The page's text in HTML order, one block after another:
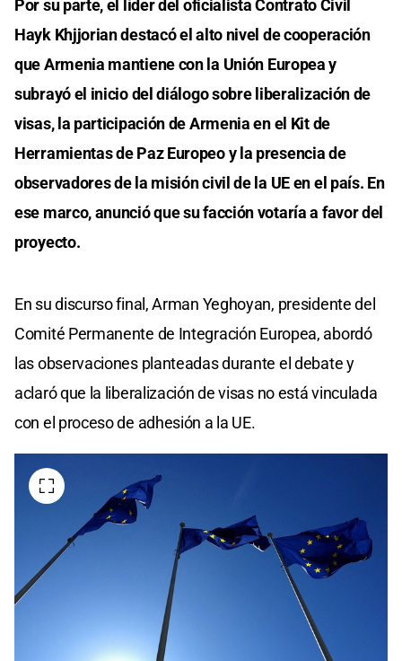
Por su parte, el líder del oficialista Contrato Civil
Hayk Khjjorian destacó el alto nivel de cooperación
que Armenia mantiene con la Unión Europea y
subrayó el inicio del diálogo sobre liberalización de
visas, la participación de Armenia en el Kit de
Herramientas de Paz Europeo y la presencia de
observadores de la misión civil de la UE en el país. En
ese marco, anunció que su facción votaría a favor del
proyecto.
En su discurso final, Arman Yeghoyan, presidente del
Comité Permanente de Integración Europea, abordó
las observaciones planteadas durante el debate y
aclaró que la liberalización de visas no está vinculada
con el proceso de adhesión a la UE.